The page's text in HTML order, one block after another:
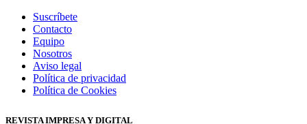
Suscríbete
Contacto
Equipo
Nosotros
Aviso legal
Política de privacidad
Política de Cookies
REVISTA IMPRESA Y DIGITAL